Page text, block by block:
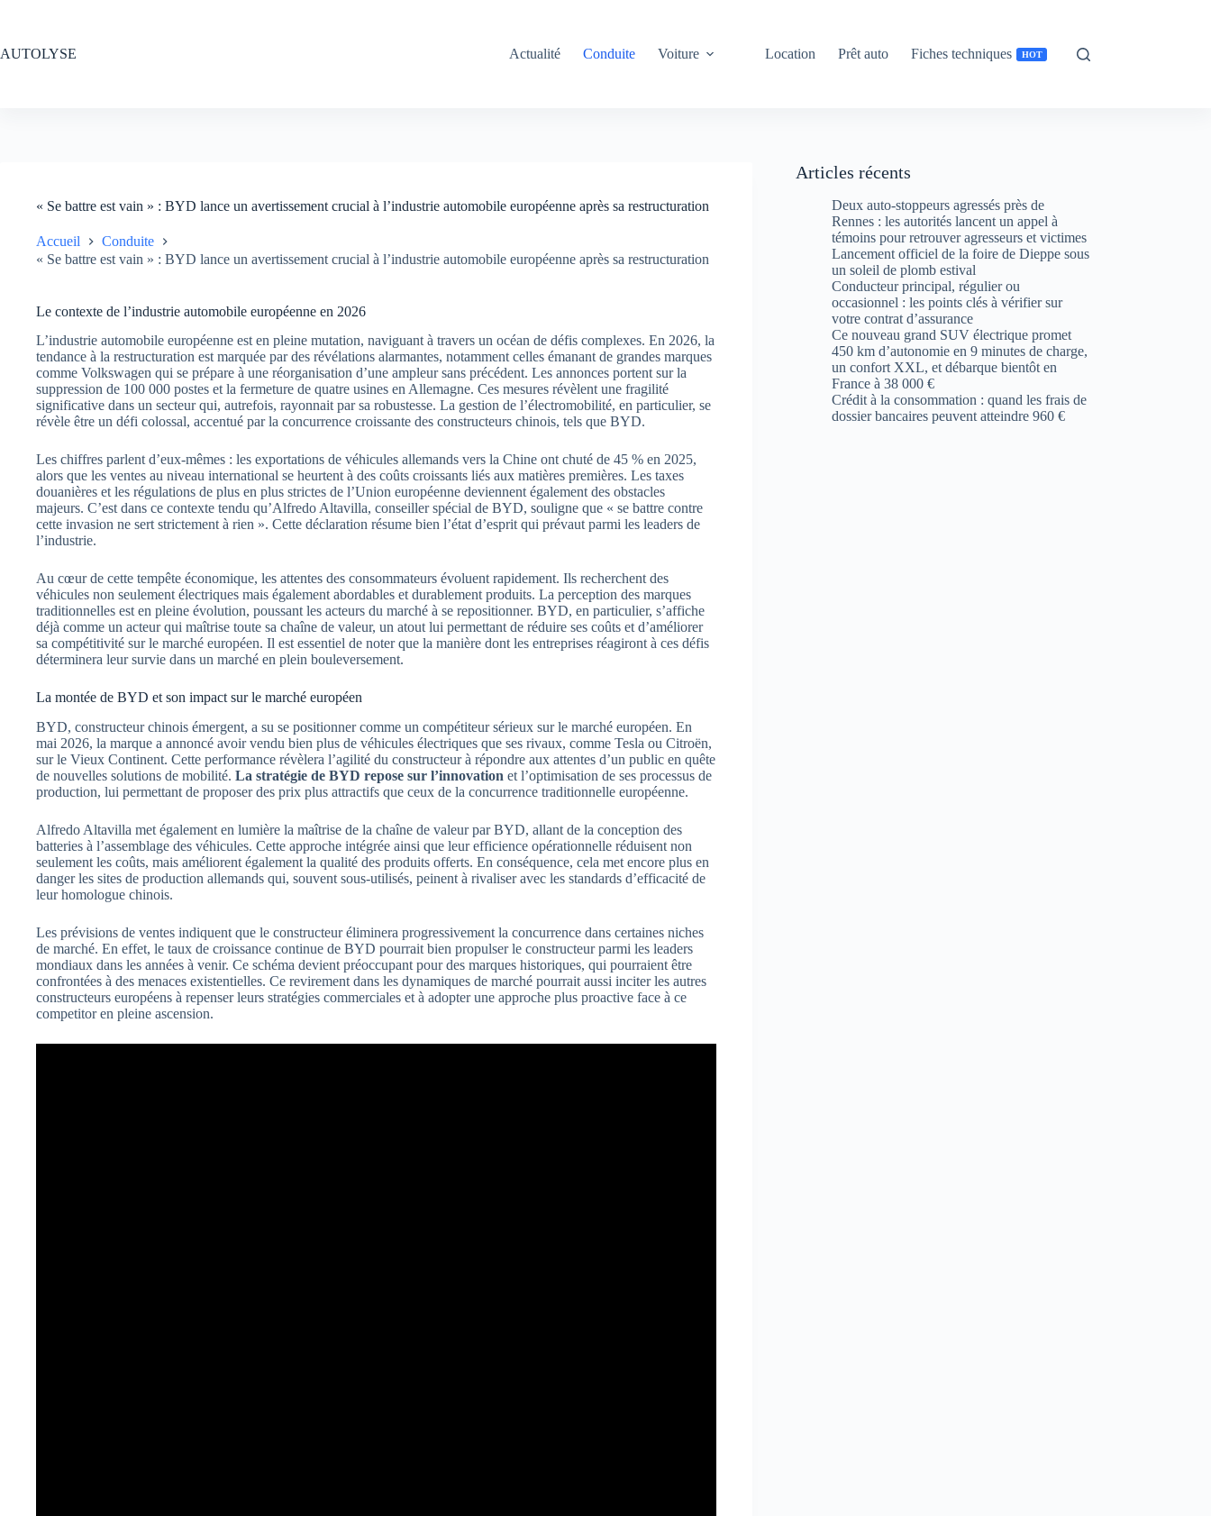
AUTOLYSE
Actualité Conduite Voiture Location Prêt auto Fiches techniques HOT
« Se battre est vain » : BYD lance un avertissement crucial à l’industrie automobile européenne après sa restructuration
Accueil
Conduite
« Se battre est vain » : BYD lance un avertissement crucial à l’industrie automobile européenne après sa restructuration
Le contexte de l’industrie automobile européenne en 2026
L’industrie automobile européenne est en pleine mutation, naviguant à travers un océan de défis complexes. En 2026, la
tendance à la restructuration est marquée par des révélations alarmantes, notamment celles émanant de grandes marques
comme Volkswagen qui se prépare à une réorganisation d’une ampleur sans précédent. Les annonces portent sur la
suppression de 100 000 postes et la fermeture de quatre usines en Allemagne. Ces mesures révèlent une fragilité
significative dans un secteur qui, autrefois, rayonnait par sa robustesse. La gestion de l’électromobilité, en particulier, se
révèle être un défi colossal, accentué par la concurrence croissante des constructeurs chinois, tels que BYD.
Les chiffres parlent d’eux-mêmes : les exportations de véhicules allemands vers la Chine ont chuté de 45 % en 2025,
alors que les ventes au niveau international se heurtent à des coûts croissants liés aux matières premières. Les taxes
douanières et les régulations de plus en plus strictes de l’Union européenne deviennent également des obstacles
majeurs. C’est dans ce contexte tendu qu’Alfredo Altavilla, conseiller spécial de BYD, souligne que « se battre contre
cette invasion ne sert strictement à rien ». Cette déclaration résume bien l’état d’esprit qui prévaut parmi les leaders de
l’industrie.
Au cœur de cette tempête économique, les attentes des consommateurs évoluent rapidement. Ils recherchent des
véhicules non seulement électriques mais également abordables et durablement produits. La perception des marques
traditionnelles est en pleine évolution, poussant les acteurs du marché à se repositionner. BYD, en particulier, s’affiche
déjà comme un acteur qui maîtrise toute sa chaîne de valeur, un atout lui permettant de réduire ses coûts et d’améliorer
sa compétitivité sur le marché européen. Il est essentiel de noter que la manière dont les entreprises réagiront à ces défis
déterminera leur survie dans un marché en plein bouleversement.
La montée de BYD et son impact sur le marché européen
BYD, constructeur chinois émergent, a su se positionner comme un compétiteur sérieux sur le marché européen. En
mai 2026, la marque a annoncé avoir vendu bien plus de véhicules électriques que ses rivaux, comme Tesla ou Citroën,
sur le Vieux Continent. Cette performance révèlera l’agilité du constructeur à répondre aux attentes d’un public en quête
de nouvelles solutions de mobilité. La stratégie de BYD repose sur l’innovation et l’optimisation de ses processus de
production, lui permettant de proposer des prix plus attractifs que ceux de la concurrence traditionnelle européenne.
Alfredo Altavilla met également en lumière la maîtrise de la chaîne de valeur par BYD, allant de la conception des
batteries à l’assemblage des véhicules. Cette approche intégrée ainsi que leur efficience opérationnelle réduisent non
seulement les coûts, mais améliorent également la qualité des produits offerts. En conséquence, cela met encore plus en
danger les sites de production allemands qui, souvent sous-utilisés, peinent à rivaliser avec les standards d’efficacité de
leur homologue chinois.
Les prévisions de ventes indiquent que le constructeur éliminera progressivement la concurrence dans certaines niches
de marché. En effet, le taux de croissance continue de BYD pourrait bien propulser le constructeur parmi les leaders
mondiaux dans les années à venir. Ce schéma devient préoccupant pour des marques historiques, qui pourraient être
confrontées à des menaces existentielles. Ce revirement dans les dynamiques de marché pourrait aussi inciter les autres
constructeurs européens à repenser leurs stratégies commerciales et à adopter une approche plus proactive face à ce
competitor en pleine ascension.
Articles récents
Deux auto-stoppeurs agressés près de
Rennes : les autorités lancent un appel à
témoins pour retrouver agresseurs et victimes
Lancement officiel de la foire de Dieppe sous
un soleil de plomb estival
Conducteur principal, régulier ou
occasionnel : les points clés à vérifier sur
votre contrat d’assurance
Ce nouveau grand SUV électrique promet
450 km d’autonomie en 9 minutes de charge,
un confort XXL, et débarque bientôt en
France à 38 000 €
Crédit à la consommation : quand les frais de
dossier bancaires peuvent atteindre 960 €